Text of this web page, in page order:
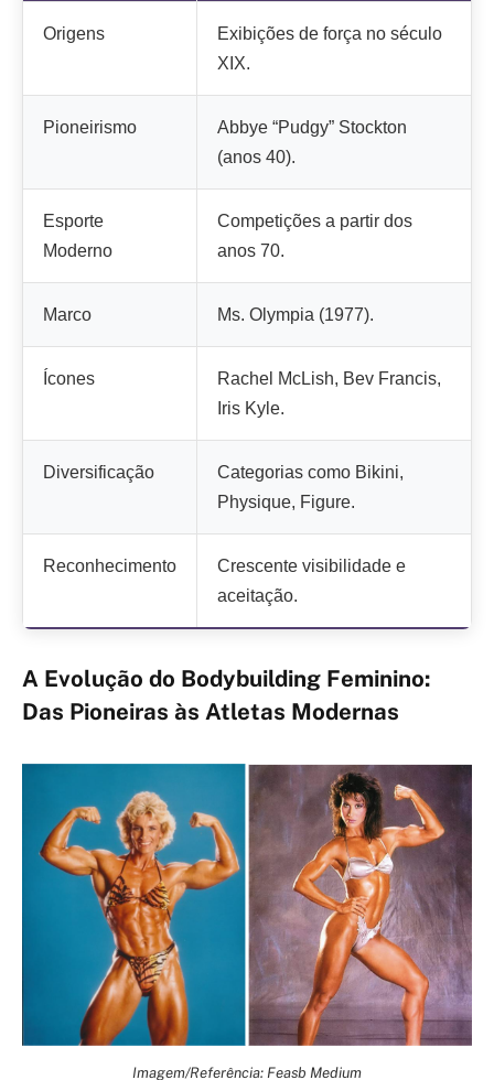
Origens
Exibições de força no século
XIX.
Pioneirismo
Abbye “Pudgy” Stockton
(anos 40).
Esporte
Moderno
Competições a partir dos
anos 70.
Marco Ms. Olympia (1977).
Ícones
Rachel McLish, Bev Francis,
Iris Kyle.
Diversificação
Categorias como Bikini,
Physique, Figure.
Reconhecimento
Crescente visibilidade e
aceitação.
A Evolução do Bodybuilding Feminino:
Das Pioneiras às Atletas Modernas
Imagem/Referência: Feasb Medium